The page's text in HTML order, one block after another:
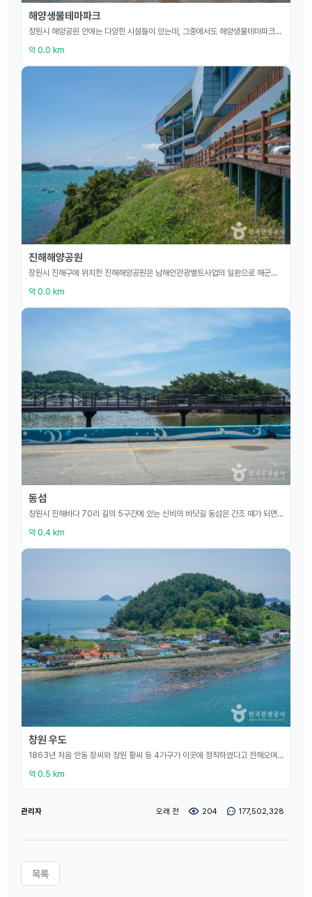
해양생물테마파크
창원시 해양공원 안에는 다양한 시설들이 있는데, 그중에서도 해양생물테마파크는 바닷속의 다양한 동식물들에 대해 체계적으로 배울 수 있는 전시관이다. 건물의 외관은 고둥을 형상화하여 1층은 바다, 2층은 땅, 3층은 하늘로서 자연을 담았다. 해양생물테마파크는 바닷속 환경을 입체 모형으로 꾸며 놓았고 어류의 모형, 수중 사진, 바다생물의 화석들을 통해 바다에는 단순히 물고기만 있는 것이 아니라 그 속에 우리가 몰랐던 하나의 거대한 생태계가 있음을 다채로운 체
약 0.0 km
진해해양공원
장원시 진해구에 위치한 진해해양공원은 남해안관광밸트사업의 일환으로 해군본부로부터 무상임대한 퇴역함을 활용하여, 한국제일의 군항도시에 걸맞게 설립되었다. 해양관광도시의 기상을 고취시키는 역사, 문화, 교육, 체험의 장으로 활용과 함께 관광 상품화로 지역발전을 도모하고자 했다. 해양솔라파크, 어류생태학습관, 해전사체험관, 해양생물테마파크와 같은 다양한 체험시설 뿐만 아니라 아름다운 바다 풍광을 감상할 수 있는 데크로드까지 이용할 수 있다.
약 0.0 km
동섬
창원시 진해바다 70리 길의 5구간에 있는 신비의 바닷길 동섬은 간조 때가 되면 바닷길이 열려 걸어서 갈 수 있는 섬이다. 한국판 모세의 기적으로 알려져 있다. 갯벌에서 소라, 게, 소라게, 고동 등을 직접 보고 만져보는 생태체험이 가능하고, 산책용 데크를 걸으며 섬을 둘러볼 수 있어서 아이들과 함께 주말 가족 나들이를 하기에 부담 없는 곳이다. 어촌 관리 어장이므로 일반인들이 어패류를 포획, 채취하는 것은 금하고 있다. 기상청 홈페이지나 날씨 어플을
약 0.4 km
창원 우도
1863년 처음 안동 장씨와 창원 황씨 등 4가구가 이곳에 정착하였다고 전해오며, 원래는 나비섬이었으나 벗섬으로 불려오다 일제강점기때 부터 우도라고 부르고 있다고 한다. 우도는 과거 음지도 와도 떨어져 있었다. 하지만 음지도와 우도를 잇는 보도교가 설치되어 우도의 접근성이 향상되었다. 우도와 우도 인근에는 다양한 관광시설이 있는데, 특히 음지도 창원해양공원에 있는 어류생태 학습관, 해전사 체험관, 해양생물테마파크, 로봇상설체험관에서 다양한 체험을 할 수
약 0.5 km
관리자 오래 전 204 177,502,328
목록